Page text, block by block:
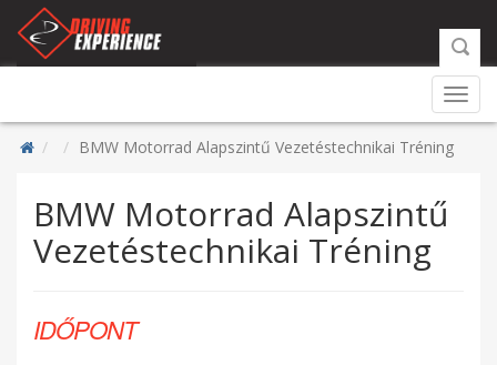
BMW Motorrad Alapszintű Vezetéstechnikai Tréning
BMW Motorrad Alapszintű
Vezetéstechnikai Tréning
IDŐPONT